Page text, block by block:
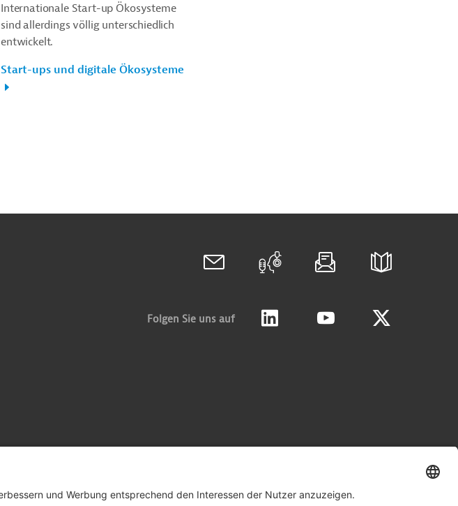
Internationale Start-up Ökosysteme
sind allerdings völlig unterschiedlich
entwickelt.
Start-ups und digitale Ökosysteme
Folgen Sie uns auf